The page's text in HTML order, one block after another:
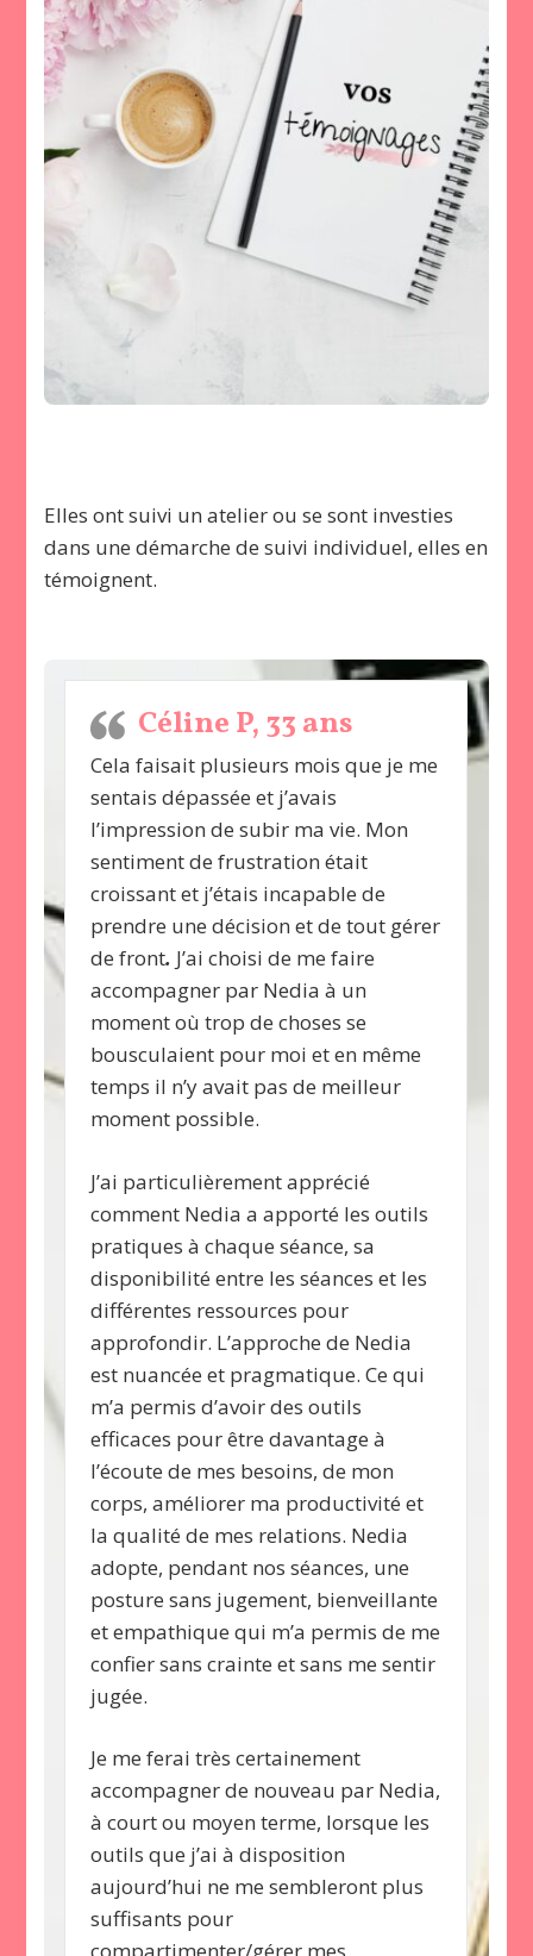
Elles ont suivi un atelier ou se sont investies
dans une démarche de suivi individuel, elles en
témoignent.
Céline P, 33 ans
Cela faisait plusieurs mois que je me
sentais dépassée et j’avais
l’impression de subir ma vie. Mon
sentiment de frustration était
croissant et j’étais incapable de
prendre une décision et de tout gérer
de front. J’ai choisi de me faire
accompagner par Nedia à un
moment où trop de choses se
bousculaient pour moi et en même
temps il n’y avait pas de meilleur
moment possible.
J’ai particulièrement apprécié
comment Nedia a apporté les outils
pratiques à chaque séance, sa
disponibilité entre les séances et les
différentes ressources pour
approfondir. L’approche de Nedia
est nuancée et pragmatique. Ce qui
m’a permis d’avoir des outils
efficaces pour être davantage à
l’écoute de mes besoins, de mon
corps, améliorer ma productivité et
la qualité de mes relations. Nedia
adopte, pendant nos séances, une
posture sans jugement, bienveillante
et empathique qui m’a permis de me
confier sans crainte et sans me sentir
jugée.
Je me ferai très certainement
accompagner de nouveau par Nedia,
à court ou moyen terme, lorsque les
outils que j’ai à disposition
aujourd’hui ne me sembleront plus
suffisants pour